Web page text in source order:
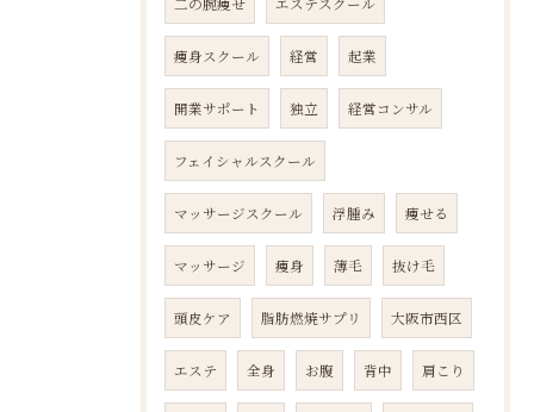
痩身スクール 経営 起業
開業サポート 独立 経営コンサル
フェイシャルスクール
マッサージスクール 浮腫み 痩せる
マッサージ 痩身 薄毛 抜け毛
頭皮ケア 脂肪燃焼サプリ 大阪市西区
エステ 全身 お腹 背中 肩こり